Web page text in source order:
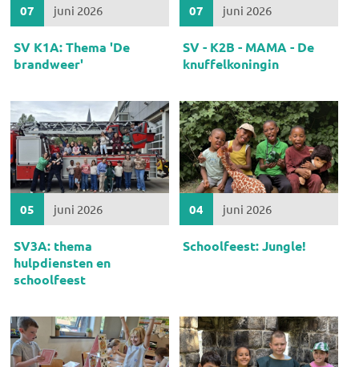
07 juni 2026
SV K1A: Thema 'De
brandweer'
07 juni 2026
SV - K2B - MAMA - De
knuffelkoningin
05 juni 2026
SV3A: thema
hulpdiensten en
schoolfeest
04 juni 2026
Schoolfeest: Jungle!